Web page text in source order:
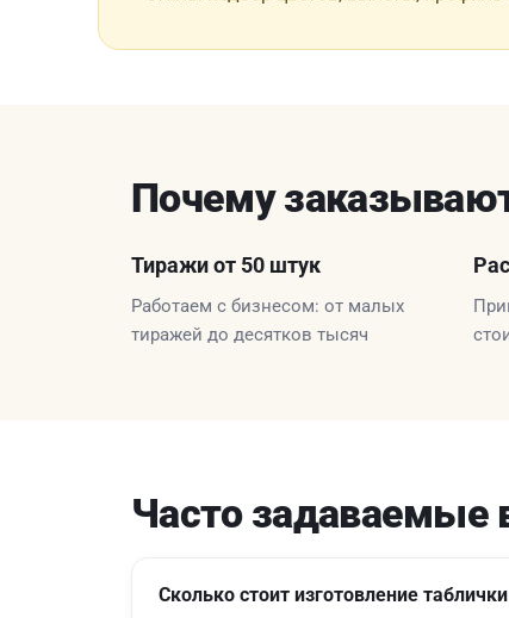
Почему
Тиражи от 50 штук
Работаем с бизнесом: от малых
тиражей до десятков тысяч
Часто задаваемые
Сколько стоит изготовление